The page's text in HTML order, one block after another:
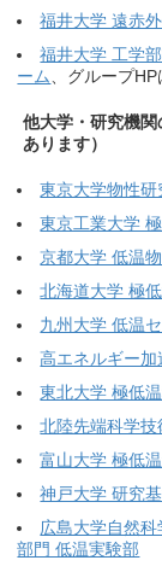
福井大学 遠赤
福井大学 工学
ーム
、グループ
他大学・研究機
あります）
東京大学物性
東京工業大学
京都大学 低温
北海道大学 極
九州大学 低温
高エネルギー
東北大学 極低
北陸先端科学
富山大学 極低
神戸大学 研究
広島大学自然
部門 低温実験部